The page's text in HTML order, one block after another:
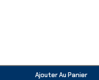
Ajouter Au Panier